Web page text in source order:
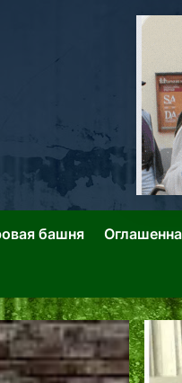
Городских
башня